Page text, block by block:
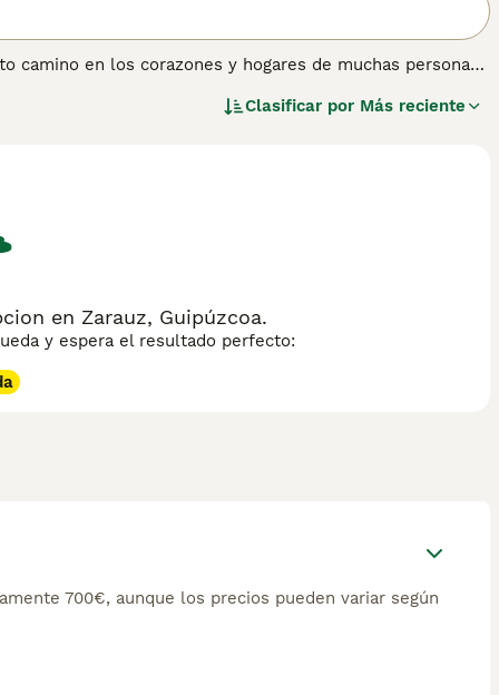
camino en los corazones y hogares de muchas personas
lo que los convierte en un compañero agradable y
información sobre esta raza de perro.
Clasificar por Más reciente
en Zarauz, Guipúzcoa.
y espera el resultado perfecto:
700€, aunque los precios pueden variar según